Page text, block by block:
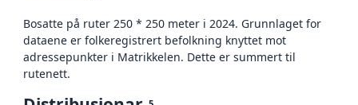
Bosatte på ruter 250 * 250 meter i 2024. Grunnlaget for
dataene er folkeregistrert befolkning knyttet mot
adressepunkter i Matrikkelen. Dette er summert til
rutenett.